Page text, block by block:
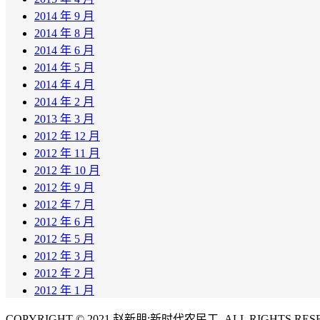
2014 年 9 月
2014 年 8 月
2014 年 6 月
2014 年 5 月
2014 年 4 月
2014 年 2 月
2013 年 3 月
2012 年 12 月
2012 年 11 月
2012 年 10 月
2012 年 9 月
2012 年 7 月
2012 年 6 月
2012 年 5 月
2012 年 3 月
2012 年 2 月
2012 年 1 月